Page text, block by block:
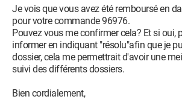
Je vois que vous avez été remboursé en
pour votre commande 96976.
Pouvez vous me confirmer cela? Et si oui,
informer en indiquant "résolu"afin que je
dossier, cela me permettrait d'avoir une
suivi des différents dossiers.
Bien cordialement,